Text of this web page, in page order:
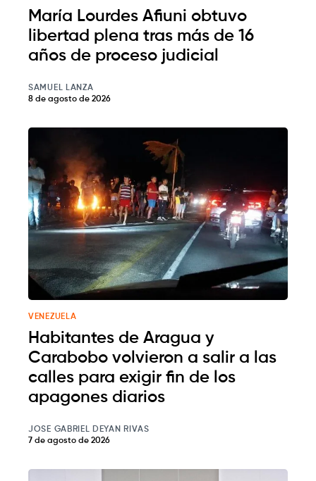
María Lourdes Afiuni obtuvo
libertad plena tras más de 16
años de proceso judicial
SAMUEL LANZA
8 de agosto de 2026
VENEZUELA
Habitantes de Aragua y
Carabobo volvieron a salir a las
calles para exigir fin de los
apagones diarios
JOSE GABRIEL DEYAN RIVAS
7 de agosto de 2026